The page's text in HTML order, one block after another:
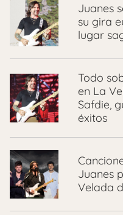
Juanes
su gira
lugar
Todo
en La
Safdie,
éxitos
Juanes
Velada